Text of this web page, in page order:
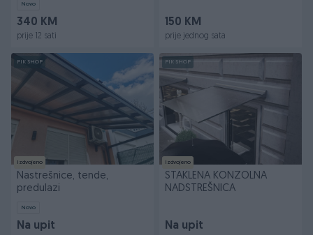
Novo
340 KM
prije 12 sati
150 KM
prije jednog sata
PIK SHOP
Izdvojeno
Nastrešnice, tende,
predulazi
Novo
Na upit
PIK SHOP
Izdvojeno
STAKLENA KONZOLNA
NADSTREŠNICA
Na upit